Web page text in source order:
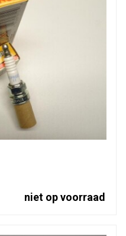
niet op voorraad